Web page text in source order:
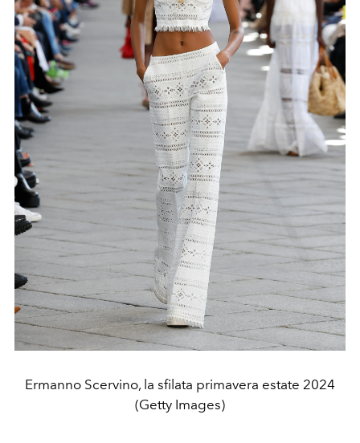
Ermanno Scervino, la sfilata primavera estate 2024
(Getty Images)